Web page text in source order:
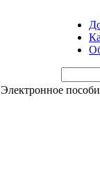
Электронное